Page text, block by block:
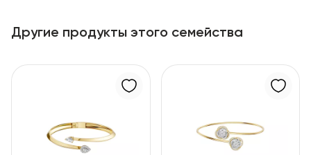
Другие продукты этого семейства